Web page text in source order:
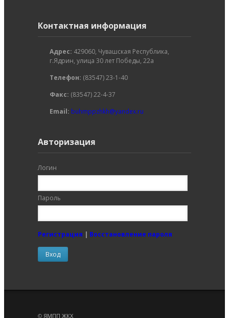
Контактная информация
Адрес: 429060, Чувашская Республика,
г.Ядрин, улица 30 лет Победы, 22а
Телефон: (83547) 23-1-40
Факс: (83547) 22-4-37
Email: buhmppzhkh@yandex.ru
Авторизация
Логин
Пароль
Регистрация | Восстановление пароля
© ЯМПП ЖКХ